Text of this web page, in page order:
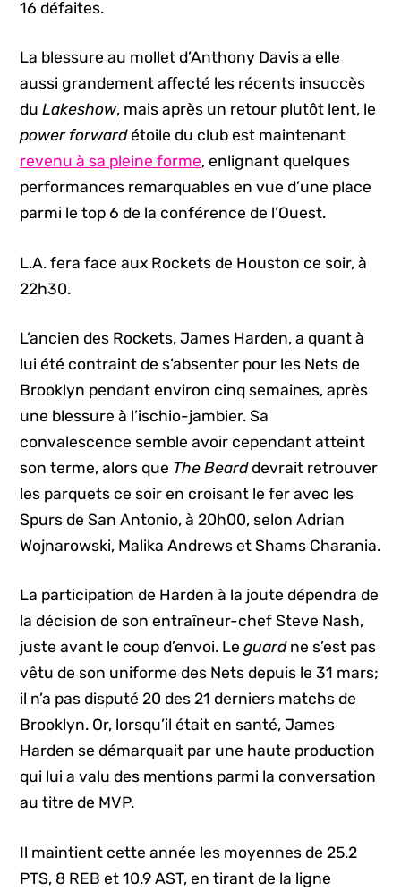
16 défaites.
La blessure au mollet d’Anthony Davis a elle
aussi grandement affecté les récents insuccès
duLakeshow, mais après un retour plutôt lent, le
power forwardétoile du club est maintenant
revenu à sa pleine forme, enlignant quelques
performances remarquables en vue d’une place
parmi le top 6 de la conférence de l’Ouest.
L.A. fera face aux Rockets de Houston ce soir, à
22h30.
L’ancien des Rockets, James Harden, a quant à
lui été contraint de s’absenter pour les Nets de
Brooklyn pendant environ cinq semaines, après
une blessure à l’ischio-jambier. Sa
convalescence semble avoir cependant atteint
son terme, alors que The Bearddevrait retrouver
les parquets ce soir en croisant le fer avec les
Spurs de San Antonio, à 20h00, selon Adrian
Wojnarowski, Malika Andrews et Shams Charania.
La participation de Harden à la joute dépendra de
la décision de son entraîneur-chef Steve Nash,
juste avant le coup d’envoi. Leguard ne s’est pas
vêtu de son uniforme des Nets depuis le 31 mars;
il n’a pas disputé 20 des 21 derniers matchs de
Brooklyn. Or, lorsqu’il était en santé, James
Harden se démarquait par une haute production
qui lui a valu des mentions parmi la conversation
au titre de MVP.
Il maintient cette année les moyennes de 25.2
PTS, 8 REB et 10.9 AST, en tirant de la ligne